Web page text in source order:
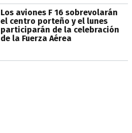
Los aviones F 16 sobrevolarán
el centro porteño y el lunes
participarán de la celebración
de la Fuerza Aérea